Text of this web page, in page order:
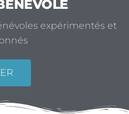
expérimentés et